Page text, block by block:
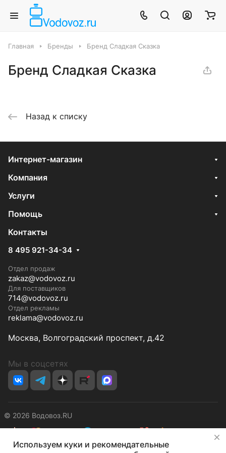
Главная Бренды Бренд Сладкая Сказка
Бренд Сладкая Сказка
Назад к списку
Интернет-магазин
Компания
Услуги
Помощь
Контакты
8 495 921-34-34
Отдел продаж
zakaz@vodovoz.ru
Для поставщиков
714@vodovoz.ru
Отдел рекламы
reklama@vodovoz.ru
Москва, Волгоградский проспект, д.42
Мы в соцсетях
© 2026 Водовоз.RU
КонфиденциальностьОферта
Используем куки и рекомендательные